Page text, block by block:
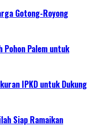
Gotong-Royong
Pohon Palem untuk
IPKD untuk Dukung
Siap Ramaikan